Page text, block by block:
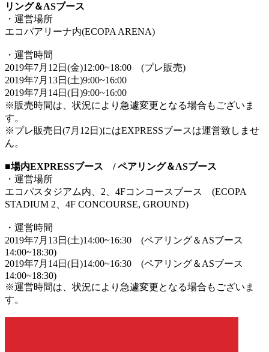
リング＆ASブース
・運営場所
エコパアリーナ内(ECOPA ARENA)
・運営時間
2019年7月12日(金)12:00~18:00 (プレ販売)
2019年7月13日(土)9:00~16:00
2019年7月14日(日)9:00~16:00
※販売時間は、状況により急遽変更となる場合もございま
す。
※プレ販売日(7月12日)にはEXPRESSブースは運営致しませ
ん。
■場内EXPRESSブース / ペアリング＆ASブース
・運営場所
エコパスタジアム内、2、4Fコンコースブース (ECOPA
STADIUM 2、4F CONCOURSE, GROUND)
・運営時間
2019年7月13日(土)14:00~16:30 (ペアリング＆ASブース
14:00~18:30)
2019年7月14日(日)14:00~16:30 (ペアリング＆ASブース
14:00~18:30)
※運営時間は、状況により急遽変更となる場合もございま
す。